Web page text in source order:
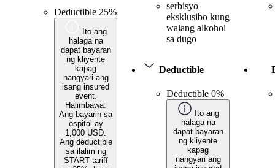
Deductible 25%
Ito ang
halaga na
dapat bayaran
ng kliyente
kapag
nangyari ang
isang insured
event.
Halimbawa:
Ang bayarin sa
ospital ay
1,000 USD.
Ang deductible
sa ilalim ng
START tariff
serbisyo
eksklusibo kung
walang alkohol
sa dugo
Deductible
Deductible 0%
Ito ang
halaga na
dapat bayaran
ng kliyente
kapag
nangyari ang